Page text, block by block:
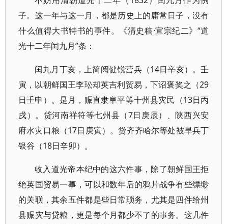
子。这一年与这一月，都是历史上的庸常日子，没有
什么值得大书特书的事件。《清史稿·宣宗纪二》“道
光十二年闰九月”条：
闰九月丁亥，上简阅健锐营兵（14日辛亥）。壬
寅，以朝鲜国王李玜却英吉利贸易，下诏褒奖之（29
日壬申）。是月，赈直隶阜平等十州县灾民（13日丙
戌）。贷河南祥符等七州县（7日庚辰）、陕西兴安
府水灾口粮（17日庚寅）。贷齐齐哈尔等处被旱兵丁
银谷（18日辛卯）。
收入道光帝本纪中的这六件事，除了朝鲜国王拒
绝英国贸易一事，可以和数年后的鸦片战争有些缥缈
的关联，其余五件都是些日常琐务，尤其是四件给州
县赈灾与贷粮，更是每个月都少不了的事务。这几件